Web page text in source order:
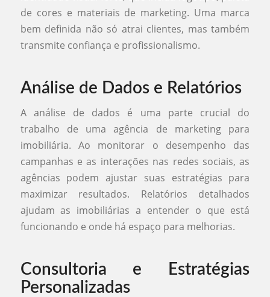
de cores e materiais de marketing. Uma marca
bem definida não só atrai clientes, mas também
transmite confiança e profissionalismo.
Análise de Dados e Relatórios
A análise de dados é uma parte crucial do
trabalho de uma agência de marketing para
imobiliária. Ao monitorar o desempenho das
campanhas e as interações nas redes sociais, as
agências podem ajustar suas estratégias para
maximizar resultados. Relatórios detalhados
ajudam as imobiliárias a entender o que está
funcionando e onde há espaço para melhorias.
Consultoria e Estratégias
Personalizadas